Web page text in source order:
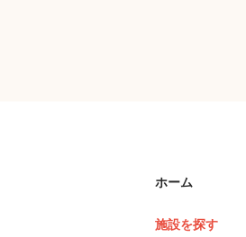
ホーム
施設を探す